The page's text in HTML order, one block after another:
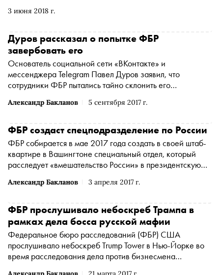
3 июня 2018 г.
Александр Бакланов 5 сентября 2017 г.
Дуров рассказал о попытке ФБР
завербовать его
Основатель социальной сети «ВКонтакте» и
мессенджера Telegram Павел Дуров заявил, что
сотрудники ФБР пытались тайно склонить его
Александр Бакланов 3 апреля 2017 г.
ФБР создаст спецподразделение по России
ФБР собирается в мае 2017 года создать в своей штаб-
квартире в Вашингтоне специальный отдел, который
расследует «вмешательство России» в президентскую
ФБР прослушивало небоскреб Трампа в
рамках дела босса русской мафии
Федеральное бюро расследований (ФБР) США
прослушивало небоскреб Trump Tower в Нью-Йорке во
время расследования дела против бизнесмена